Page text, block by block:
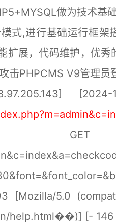
做为技术基础
式,进行基础运行框架
扩展，代码维护，优
击PHPCMS V9管理员
[2024-
[Mozilla/5.0
help.html��)] [- 146